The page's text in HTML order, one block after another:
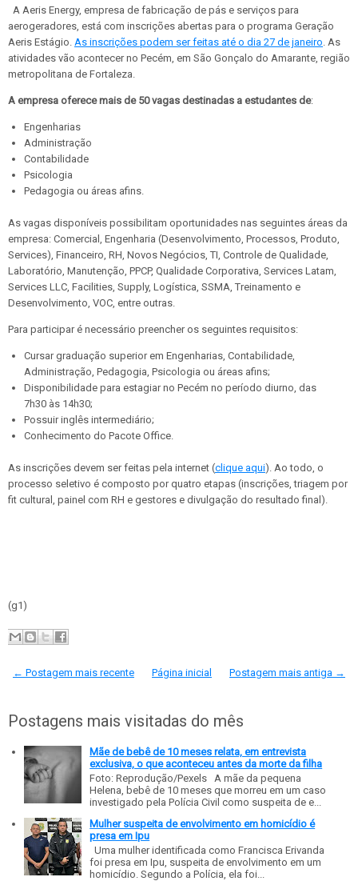
A Aeris Energy, empresa de fabricação de pás e serviços para
aerogeradores, está com inscrições abertas para o programa Geração
Aeris Estágio. As inscrições podem ser feitas até o dia 27 de janeiro . As
atividades vão acontecer no Pecém, em São Gonçalo do Amarante, região
metropolitana de Fortaleza.
A empresa oferece mais de 50 vagas destinadas a estudantes de:
Engenharias
Administração
Contabilidade
Psicologia
Pedagogia ou áreas afins.
As vagas disponíveis possibilitam oportunidades nas seguintes áreas da
empresa: Comercial, Engenharia (Desenvolvimento, Processos, Produto,
Services), Financeiro, RH, Novos Negócios, TI, Controle de Qualidade,
Laboratório, Manutenção, PPCP, Qualidade Corporativa, Services Latam,
Services LLC, Facilities, Supply, Logística, SSMA, Treinamento e
Desenvolvimento, VOC, entre outras.
Para participar é necessário preencher os seguintes requisitos:
Cursar graduação superior em Engenharias, Contabilidade,
Administração, Pedagogia, Psicologia ou áreas afins;
Disponibilidade para estagiar no Pecém no período diurno, das
7h30 às 14h30;
Possuir inglês intermediário;
Conhecimento do Pacote Office.
As inscrições devem ser feitas pela internet (clique aqui). Ao todo, o
processo seletivo é composto por quatro etapas (inscrições, triagem por
fit cultural, painel com RH e gestores e divulgação do resultado final).
(g1)
← Postagem mais recente Postagem mais antiga →
Página inicial
Postagens mais visitadas do mês
Mãe de bebê de 10 meses relata, em entrevista
exclusiva, o que aconteceu antes da morte da filha
Foto: Reprodução/Pexels A mãe da pequena
Helena, bebê de 10 meses que morreu em um caso
investigado pela Polícia Civil como suspeita de e...
Mulher suspeita de envolvimento em homicídio é
presa em Ipu
Uma mulher identificada como Francisca Erivanda
foi presa em Ipu, suspeita de envolvimento em um
homicídio. Segundo a Polícia, ela foi...